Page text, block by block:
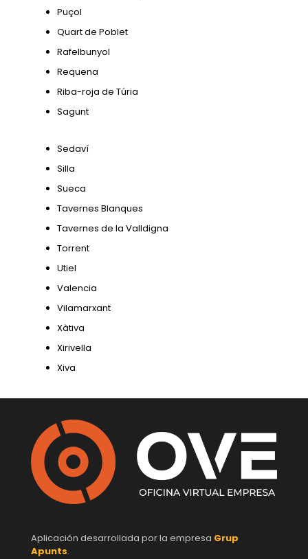
Puçol
Quart de Poblet
Rafelbunyol
Requena
Riba-roja de Túria
Sagunt
Sedaví
Silla
Sueca
Tavernes Blanques
Tavernes de la Valldigna
Torrent
Utiel
Valencia
Vilamarxant
Xàtiva
Xirivella
Xiva
Aplicación desarrollada por la empresa Grup
Apunts.